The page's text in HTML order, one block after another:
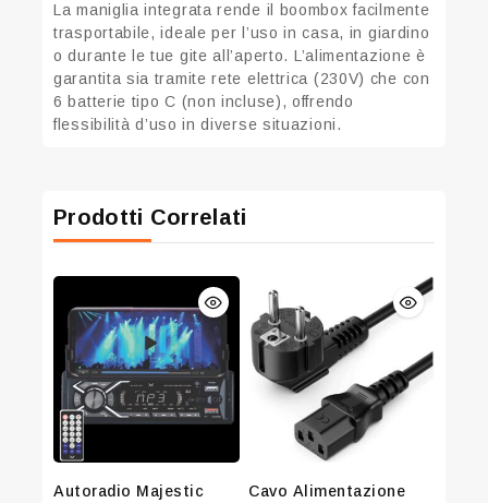
La maniglia integrata rende il boombox facilmente
trasportabile, ideale per l’uso in casa, in giardino
o durante le tue gite all’aperto. L’alimentazione è
garantita sia tramite rete elettrica (230V) che con
6 batterie tipo C (non incluse), offrendo
flessibilità d’uso in diverse situazioni.
Prodotti Correlati
Autoradio Majestic Cavo Alimentazione